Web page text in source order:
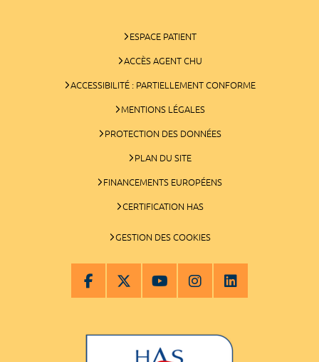
ESPACE PATIENT
ACCÈS AGENT CHU
ACCESSIBILITÉ : PARTIELLEMENT CONFORME
MENTIONS LÉGALES
PROTECTION DES DONNÉES
PLAN DU SITE
FINANCEMENTS EUROPÉENS
CERTIFICATION HAS
GESTION DES COOKIES